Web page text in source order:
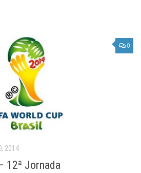
0
2014
12ª Jornada